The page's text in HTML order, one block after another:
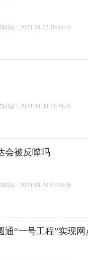
时间：2024-10-12 10:05:34
时间：2024-09-30 21:29:28
会被反噬吗
时间：2024-09-20 13:19:36
“一号工程”实现网